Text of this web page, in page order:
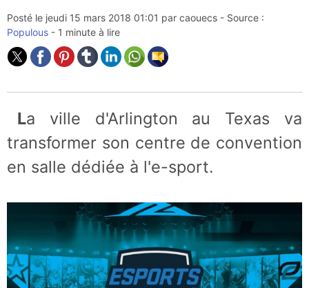
Posté le jeudi 15 mars 2018 01:01 par caouecs - Source :
Populous - 1 minute à lire
La ville d'Arlington au Texas va
transformer son centre de convention
en salle dédiée à l'e-sport.